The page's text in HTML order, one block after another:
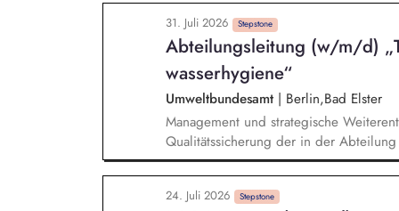
Zeichnungen Instandhaltung: Wartung
Betriebsmitteln im Bereich Mechanik,
Eigenständige Planung und
Zusammenarbeit: Enge Kooperation
Prototypen und Baugruppen
31. Juli 2026 Stepstone
Abteilungs­leitung (w/m/d)
wasserhygiene“
Umweltbundesamt | Berlin,Bad Elster
Management und strategische
Qualitätssicherung der in der
Weiterentwicklung der Trink- und
Herausforderungen, vom
und Empfehlungen für den
24. Juli 2026 Stepstone